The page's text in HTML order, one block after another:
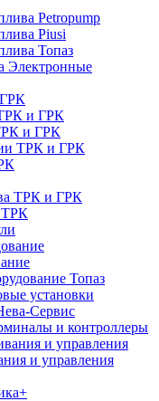
Petropump
Piusi
Топаз
Электронные
и ГРК
и ГРК
ТРК и ГРК
ТРК и ГРК
ТРК
Топаз
установки
Сервис
и контроллеры
и управления